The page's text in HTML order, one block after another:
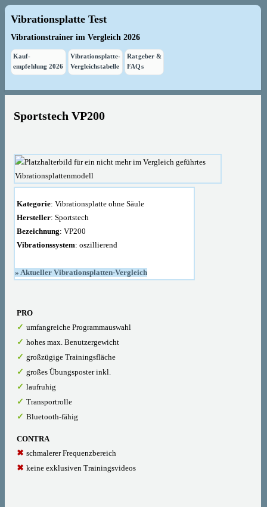
Vibrationsplatte Test
Vibrationstrainer im Vergleich 2026
Kauf-
empfehlung 2026
Vibrationsplatte-
Vergleichstabelle
Ratgeber &
FAQs
Sportstech VP200
Kategorie: Vibrationsplatte ohne Säule
Hersteller: Sportstech
Bezeichnung: VP200
Vibrationssystem: oszillierend
» Aktueller Vibrationsplatten-Vergleich
PRO
umfangreiche Programmauswahl
hohes max. Benutzergewicht
großzügige Trainingsfläche
großes Übungsposter inkl.
laufruhig
Transportrolle
Bluetooth-fähig
CONTRA
schmalerer Frequenzbereich
keine exklusiven Trainingsvideos